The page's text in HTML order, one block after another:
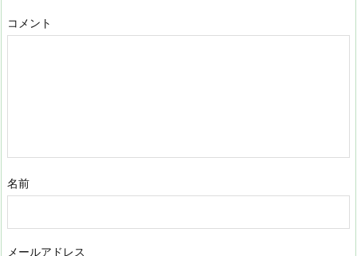
コメント
名前
メールアドレス